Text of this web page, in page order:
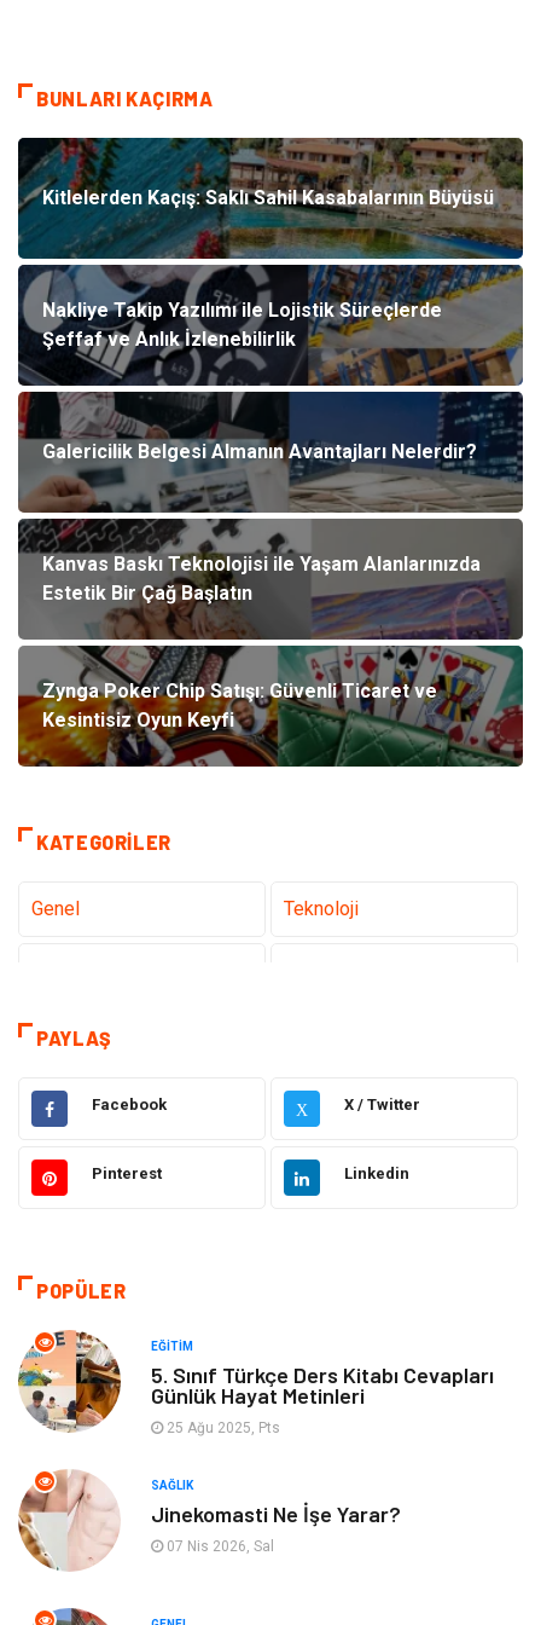
BUNLARI KAÇIRMA
Kitlelerden Kaçış: Saklı Sahil Kasabalarının Büyüsü
Nakliye Takip Yazılımı ile Lojistik Süreçlerde
Şeffaf ve Anlık İzlenebilirlik
Galericilik Belgesi Almanın Avantajları Nelerdir?
Kanvas Baskı Teknolojisi ile Yaşam Alanlarınızda
Estetik Bir Çağ Başlatın
Zynga Poker Chip Satışı: Güvenli Ticaret ve
Kesintisiz Oyun Keyfi
KATEGORILER
Genel Teknoloji
Dekorasyon
Bakım Güzellik Elektrik Elektronik
Hukuk Tatil
Bilgisayar & Yazılım
Yemek
Emlak Kültür Sanat
Aksesuar
Bebek Giyim Tarih
PAYLAŞ
Facebook X X / Twitter
Pinterest Linkedin
POPÜLER
EĞITIM
5. Sınıf Türkçe Ders Kitabı Cevapları
Günlük Hayat Metinleri
25 Ağu 2025, Pts
SAĞLIK
Jinekomasti Ne İşe Yarar?
07 Nis 2026, Sal